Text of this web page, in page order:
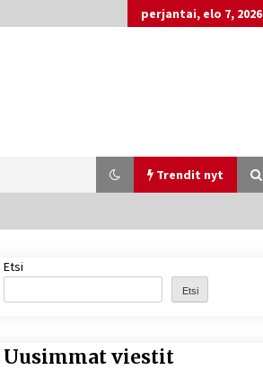
perjantai, elo 7, 2026
Trendit nyt
Matti Koivisto toimittaja ikä – mitä
Ylen politiikan toimittajasta
tiedetään?
Näin pikakasinot nopeuttavat
Etsi
Etsi
Uusimmat viestit